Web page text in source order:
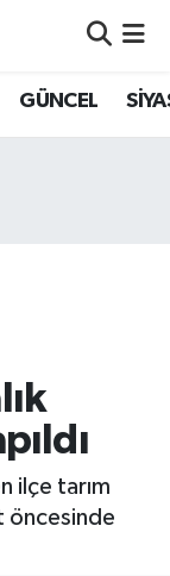
GÜNCEL
ilçe tarım
öncesinde